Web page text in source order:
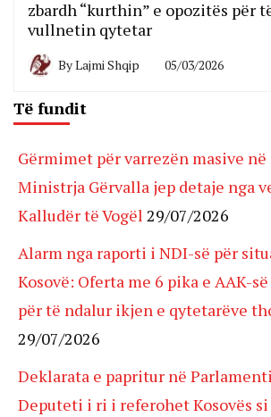
zbardh “kurthin” e opozitës për
vullnetin qytetar
ByLajmi Shqip 05/03/2026
Të fundit
Gërmimet për varrezën masive
Ministrja Gërvalla jep detaje nga
Kalludër të Vogël 29/07/2026
Alarm nga raporti i NDI-së për
Kosovë: Oferta me 6 pika e AAK-
për të ndalur ikjen e qytetarëve
29/07/2026
Deklarata e papritur në
Deputeti i ri i referohet Kosovës si